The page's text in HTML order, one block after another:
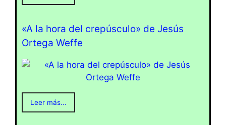
«A la hora del crepúsculo» de Jesús
Ortega Weffe
Leer más...